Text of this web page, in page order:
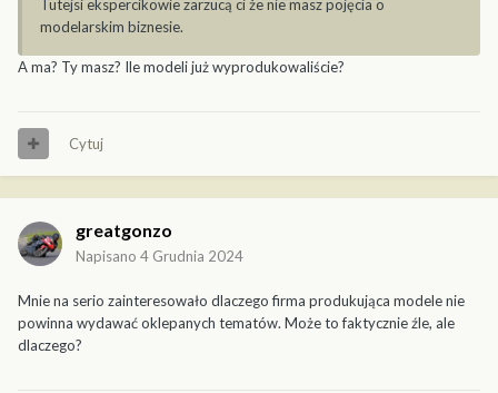
Tutejsi ekspercikowie zarzucą ci że nie masz pojęcia o
modelarskim biznesie.
A ma? Ty masz? Ile modeli już wyprodukowaliście?
Cytuj
greatgonzo
Napisano 4 Grudnia 2024
Mnie na serio zainteresowało dlaczego firma produkująca modele nie
powinna wydawać oklepanych tematów. Może to faktycznie źle, ale
dlaczego?